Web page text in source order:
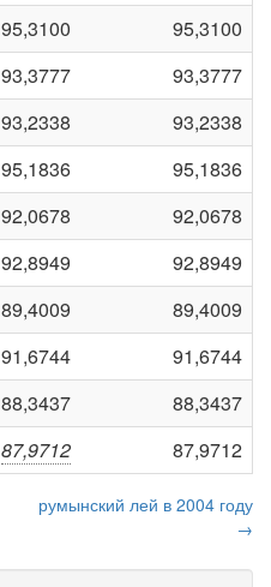
95,3100
95,3100
93,3777
93,3777
93,2338
93,2338
95,1836
95,1836
92,0678
92,0678
92,8949
92,8949
89,4009
89,4009
91,6744
91,6744
88,3437
88,3437
87,9712 87,9712
румынский лей в 2004 году
→